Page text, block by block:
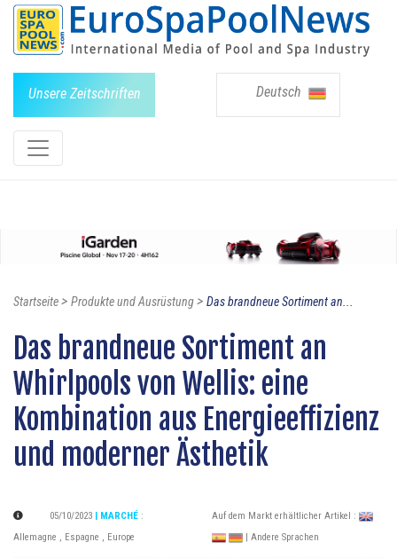
Unsere Zeitschriften Deutsch
Startseite> Produkte und Ausrüstung> Das brandneue Sortiment an...
Das brandneue Sortiment an
Whirlpools von Wellis: eine
Kombination aus Energieeffizienz
und moderner Ästhetik
05/10/2023 | MARCHÉ :
Allemagne , Espagne , Europe
Auf dem Markt erhältlicher Artikel :
| Andere Sprachen